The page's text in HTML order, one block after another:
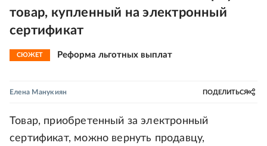
товар, купленный на электронный
сертификат
СЮЖЕТ Реформа льготных выплат
Елена Манукиян ПОДЕЛИТЬСЯ
Товар, приобретенный за электронный
сертификат, можно вернуть продавцу,